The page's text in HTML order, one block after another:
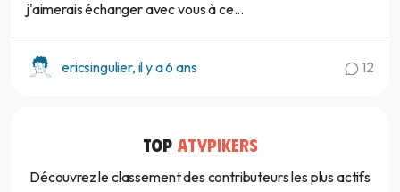
j'aimerais échanger avec vous à ce...
ericsingulier, il y a 6 ans 12
TOP ATYPIKERS
Découvrez le classement des contributeurs les plus actifs